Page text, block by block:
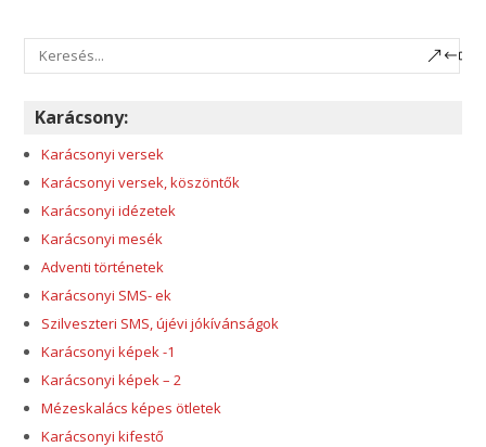
Karácsony:
Karácsonyi versek
Karácsonyi versek, köszöntők
Karácsonyi idézetek
Karácsonyi mesék
Adventi történetek
Karácsonyi SMS- ek
Szilveszteri SMS, újévi jókívánságok
Karácsonyi képek -1
Karácsonyi képek – 2
Mézeskalács képes ötletek
Karácsonyi kifestő